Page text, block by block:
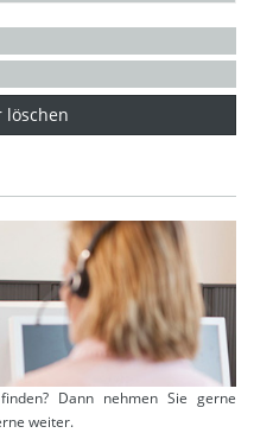
löschen
Dann nehmen Sie gerne
weiter.